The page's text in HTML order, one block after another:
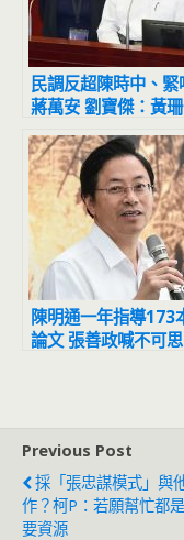
民調反超陳時中、緊
蔣萬安 劉寶傑：黃珊
珊實力比柯文哲強
陳明通一年指導173
論文 張善政喊不可思
Previous Post
採「張忠謀模式」與
作？柯P：若願幫忙都
要資源